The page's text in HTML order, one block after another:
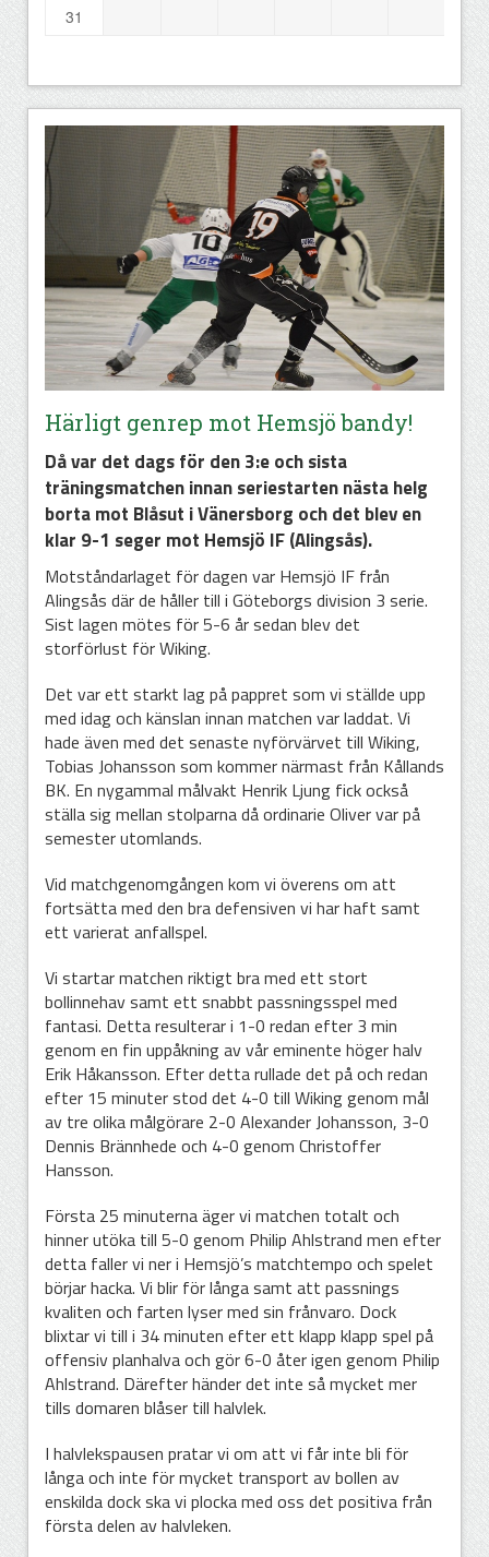
31
Härligt genrep mot Hemsjö bandy!
Då var det dags för den 3:e och sista
träningsmatchen innan seriestarten nästa helg
borta mot Blåsut i Vänersborg och det blev en
klar 9-1 seger mot Hemsjö IF (Alingsås).
Motståndarlaget för dagen var Hemsjö IF från
Alingsås där de håller till i Göteborgs division 3 serie.
Sist lagen mötes för 5-6 år sedan blev det
storförlust för Wiking.
Det var ett starkt lag på pappret som vi ställde upp
med idag och känslan innan matchen var laddat. Vi
hade även med det senaste nyförvärvet till Wiking,
Tobias Johansson som kommer närmast från Kållands
BK. En nygammal målvakt Henrik Ljung fick också
ställa sig mellan stolparna då ordinarie Oliver var på
semester utomlands.
Vid matchgenomgången kom vi överens om att
fortsätta med den bra defensiven vi har haft samt
ett varierat anfallspel.
Vi startar matchen riktigt bra med ett stort
bollinnehav samt ett snabbt passningsspel med
fantasi. Detta resulterar i 1-0 redan efter 3 min
genom en fin uppåkning av vår eminente höger halv
Erik Håkansson. Efter detta rullade det på och redan
efter 15 minuter stod det 4-0 till Wiking genom mål
av tre olika målgörare 2-0 Alexander Johansson, 3-0
Dennis Brännhede och 4-0 genom Christoffer
Hansson.
Första 25 minuterna äger vi matchen totalt och
hinner utöka till 5-0 genom Philip Ahlstrand men efter
detta faller vi ner i Hemsjö’s matchtempo och spelet
börjar hacka. Vi blir för långa samt att passnings
kvaliten och farten lyser med sin frånvaro. Dock
blixtar vi till i 34 minuten efter ett klapp klapp spel på
offensiv planhalva och gör 6-0 åter igen genom Philip
Ahlstrand. Därefter händer det inte så mycket mer
tills domaren blåser till halvlek.
I halvlekspausen pratar vi om att vi får inte bli för
långa och inte för mycket transport av bollen av
enskilda dock ska vi plocka med oss det positiva från
första delen av halvleken.